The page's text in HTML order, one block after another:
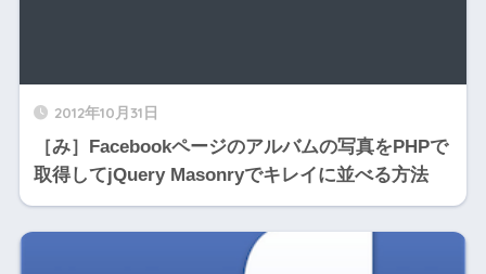
2012年10月31日
［み］Facebookページのアルバムの写真をPHPで
取得してjQuery Masonryでキレイに並べる方法